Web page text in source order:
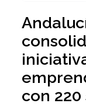
con